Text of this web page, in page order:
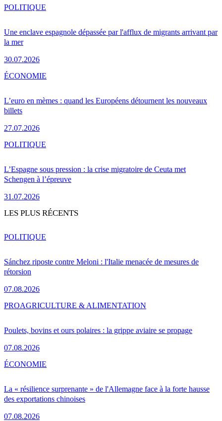
Une enclave espagnole dépassée par l'afflux de migrants arrivant par
la mer
30.07.2026
POLITIQUE
L’euro en mèmes : quand les Européens détournent les nouveaux
billets
27.07.2026
ÉCONOMIE
L’Espagne sous pression : la crise migratoire de Ceuta met
Schengen à l’épreuve
31.07.2026
POLITIQUE
LES PLUS RÉCENTS
Sánchez riposte contre Meloni : l'Italie menacée de mesures de
rétorsion
07.08.2026
POLITIQUE
Poulets, bovins et ours polaires : la grippe aviaire se propage
07.08.2026
PROAGRICULTURE & ALIMENTATION
La « résilience surprenante » de l'Allemagne face à la forte hausse
des exportations chinoises
07.08.2026
ÉCONOMIE